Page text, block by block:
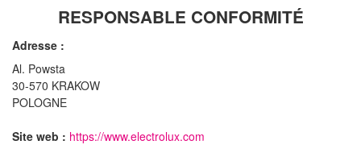
RESPONSABLE CONFORMITÉ
Adresse :
Al. Powsta
30-570 KRAKOW
POLOGNE
Site web : https://www.electrolux.com